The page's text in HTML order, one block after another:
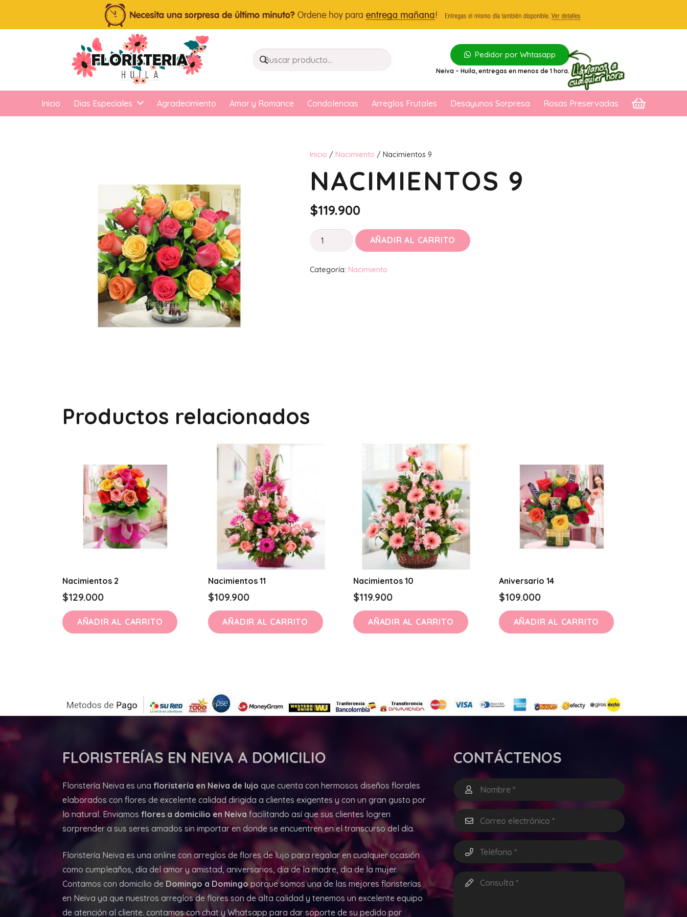
Pedidor por Whtasapp
Neiva – Huila, entregas en menos de 1 hora.
Inicio Dias Especiales Agradecimiento Amor y Romance Condolencias Arreglos Frutales Desayunos Sorpresa Rosas Preservadas
Inicio / Nacimiento / Nacimientos 9
NACIMIENTOS 9
$119.900
Nacimientos
cantidad
AÑADIR AL CARRITO
Categoría: Nacimiento
Productos relacionados
Nacimientos 2
$129.000
AÑADIR AL CARRITO
Nacimientos 11
$109.900
AÑADIR AL CARRITO
Nacimientos 10
$119.900
AÑADIR AL CARRITO
Aniversario 14
$109.000
AÑADIR AL CARRITO
FLORISTERÍAS EN NEIVA A DOMICILIO
Floristería Neiva es una floristería en Neiva de lujo que cuenta con hermosos diseños florales
elaborados con flores de excelente calidad dirigida a clientes exigentes y con un gran gusto por
lo natural. Enviamos flores a domicilio en Neiva facilitando así que sus clientes logren
sorprender a sus seres amados sin importar en donde se encuentren en el transcurso del día.
Floristería Neiva es una online con arreglos de flores de lujo para regalar en cualquier ocasión
como cumpleaños, día del amor y amistad, aniversarios, día de la madre, día de la mujer.
Contamos con domicilio deDomingo a Domingo porque somos una de las mejores floristerías
en Neiva ya que nuestros arreglos de flores son de alta calidad y tenemos un excelente equipo
de atención al cliente. contamos con chat y Whatsapp para dar soporte de su pedido por
CONTÁCTENOS